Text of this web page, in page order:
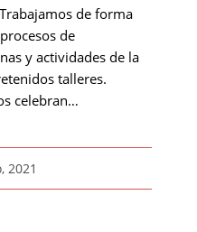
de forma
de
y actividades de la
talleres.
celebran…
2021